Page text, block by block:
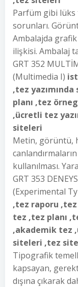
Parfüm gibi
sorunları.
Ambalajda grafik
ilişkisi. Ambalaj
GRT 352
(Multimedia I)
,tez
planı ,tez
,ücretli tez
siteleri
Metin, görüntü,
kullanılması.
GRT 353
(Experimental
,tez raporu ,tez
tez ,tez planı
,akademik tez
siteleri ,tez
Tipografik
kapsayan,
dışına çıkarak